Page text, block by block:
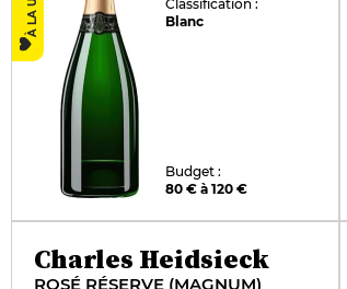
Classification :
Blanc
Budget :
80 € à 120 €
Charles Heidsieck
ROSÉ RÉSERVE (MAGNUM)